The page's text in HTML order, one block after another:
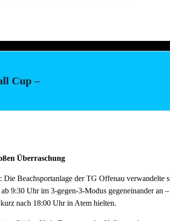
ans Neckarufer kommen!!
Cup –
Überraschung
Beachsportanlage der TG Offenau
9:30 Uhr im 3-gegen-3-Modus gegeneinander an
nach 18:00 Uhr in Atem hielten.